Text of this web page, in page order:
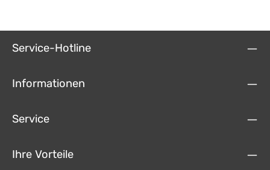
gratis. Integrierte Navigation für Reisemobile, detaillierte Infos zu
über20.000 Stellplatz/Campingplätzen aus dem promobil-Portfolio.
Familienlizenz für bis zu 5 Personen. Technische Details Pioneer SPH-
Smartphones möglich per Apple CarPlay, Android Auto oder WebLink
Kameraeingänge 3 Paar Vorverstärkerausgänge Befestigung des
Service-Hotline
Informationen
Service
Ihre Vorteile